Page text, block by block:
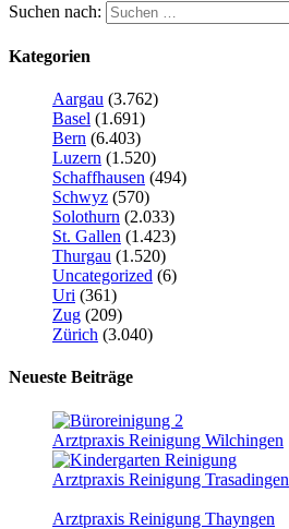
Suchen nach:
Kategorien
Aargau (3.762)
Basel (1.691)
Bern (6.403)
Luzern (1.520)
Schaffhausen (494)
Schwyz (570)
Solothurn (2.033)
St. Gallen (1.423)
Thurgau (1.520)
Uncategorized (6)
Uri (361)
Zug (209)
Zürich (3.040)
Neueste Beiträge
Arztpraxis Reinigung Wilchingen
Arztpraxis Reinigung Trasadingen
Arztpraxis Reinigung Thayngen